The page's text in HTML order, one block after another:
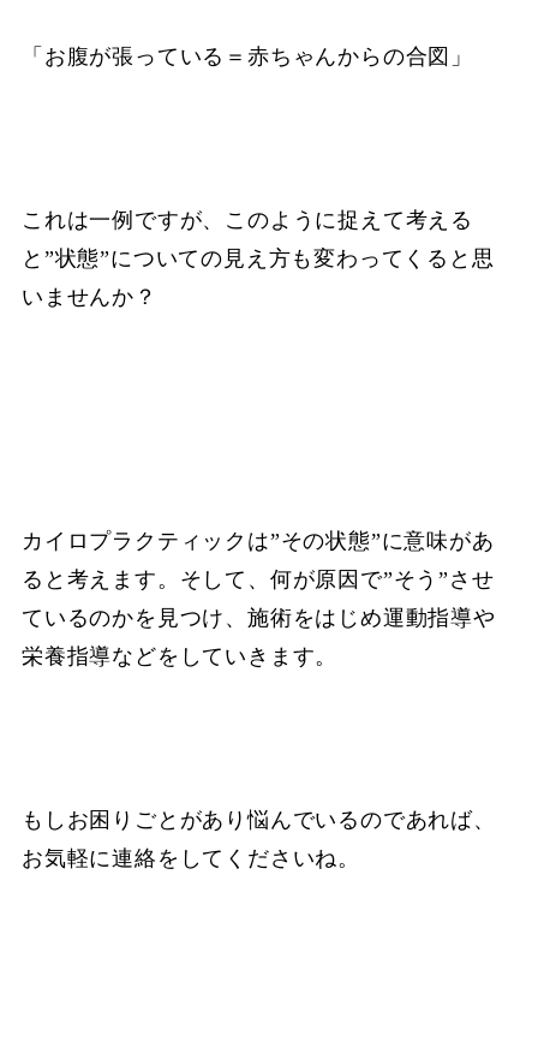
「お腹が張っている＝赤ちゃんからの合図」
これは一例ですが、このように捉えて考える
と”状態”についての見え方も変わってくると思
いませんか？
カイロプラクティックは”その状態”に意味があ
ると考えます。そして、何が原因で”そう”させ
ているのかを見つけ、施術をはじめ運動指導や
栄養指導などをしていきます。
もしお困りごとがあり悩んでいるのであれば、
お気軽に連絡をしてくださいね。